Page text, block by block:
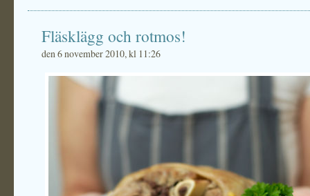
Fläsklägg och rotmos!
den 6 november 2010, kl 11:26